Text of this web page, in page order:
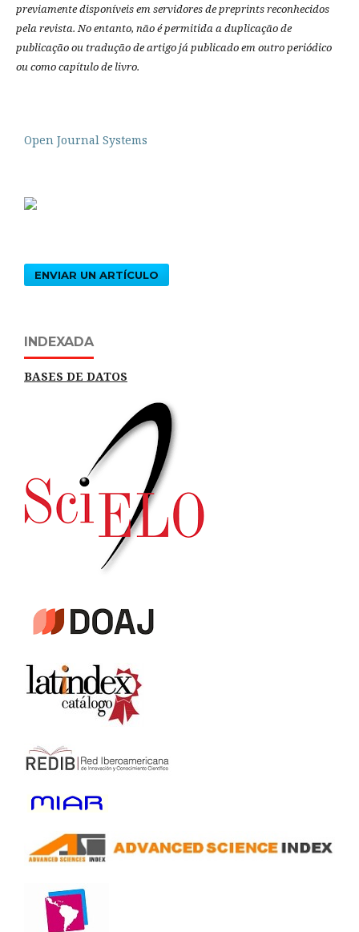
previamente disponíveis em servidores de preprints reconhecidos
pela revista. No entanto, não é permitida a duplicação de
publicação ou tradução de artigo já publicado em outro periódico
ou como capítulo de livro.
Open Journal Systems
ENVIAR UN ARTÍCULO
INDEXADA
BASES DE DATOS